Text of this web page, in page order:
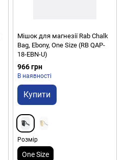
Мішок для магнезії Rab Chalk
Bag, Ebony, One Size (RB QAP-
18-EBN-U)
966 грн
В наявності
Купити
Розмір
One Size